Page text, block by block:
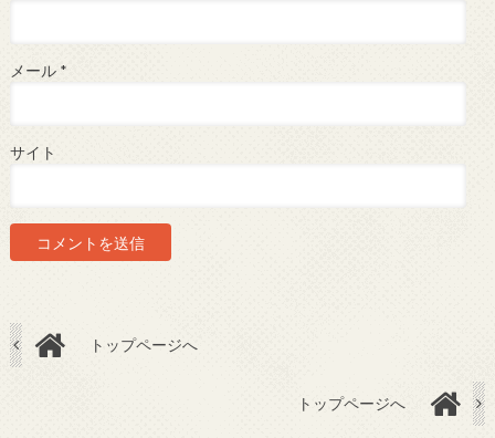
メール *
サイト
トップページへ
トップページへ